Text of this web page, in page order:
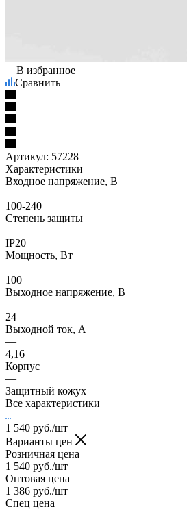
В избранное
Сравнить
Артикул: 57228
Характеристики
Входное напряжение, В
—
100-240
Степень защиты
—
IP20
Мощность, Вт
—
100
Выходное напряжение, В
—
24
Выходной ток, А
—
4,16
Корпус
—
Защитный кожух
Все характеристики
1 540 руб./шт
Варианты цен
Розничная цена
1 540 руб./шт
Оптовая цена
1 386 руб./шт
Спец цена